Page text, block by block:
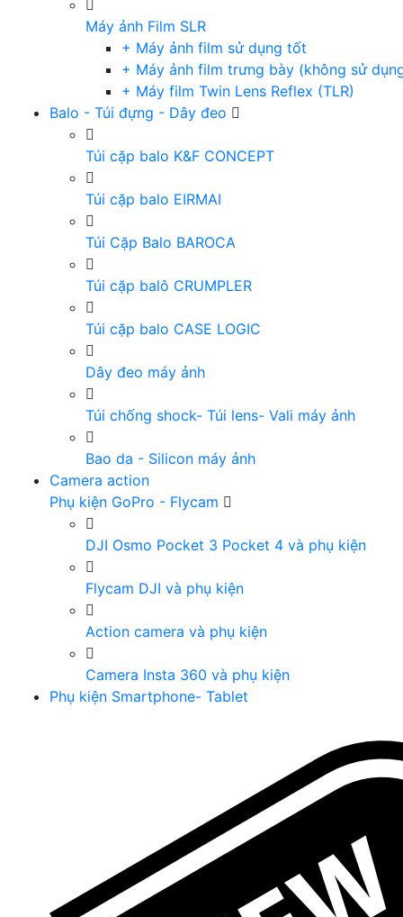
Máy ảnh Film SLR
+ Máy ảnh film sử dụng tốt
+ Máy ảnh film trưng bày (không sử
+ Máy film Twin Lens Reflex (TLR)
Balo - Túi đựng - Dây đeo
Túi cặp balo K&F CONCEPT
Túi cặp balo EIRMAI
Túi Cặp Balo BAROCA
Túi cặp balô CRUMPLER
Túi cặp balo CASE LOGIC
Dây đeo máy ảnh
Túi chống shock- Túi lens- Vali máy ảnh
Bao da - Silicon máy ảnh
Camera action
Phụ kiện GoPro - Flycam
DJI Osmo Pocket 3 Pocket 4 và phụ kiện
Flycam DJI và phụ kiện
Action camera và phụ kiện
Camera Insta 360 và phụ kiện
Phụ kiện Smartphone- Tablet